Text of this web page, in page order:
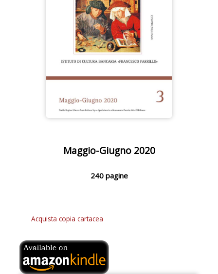
Maggio-Giugno 2020
240 pagine
Acquista copia cartacea